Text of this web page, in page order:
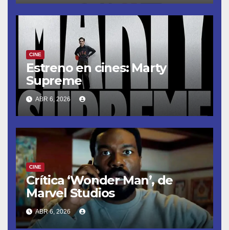
CINE
Estreno en cines: Marty
Supreme
ABR 6, 2026
CINE
Crítica ‘Wonder Man’, de
Marvel Studios
ABR 6, 2026